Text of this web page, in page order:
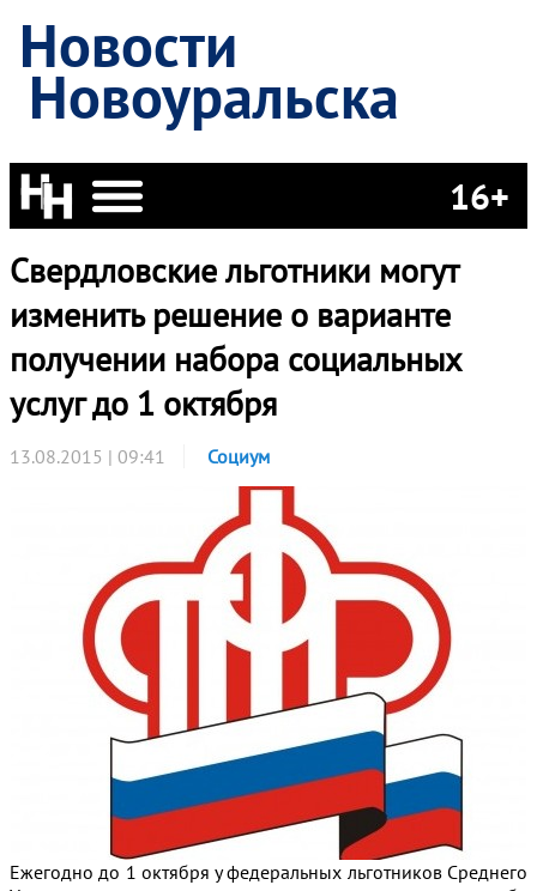
Новости
Новоуральска
16+
Свердловские льготники могут
изменить решение о варианте
получении набора социальных
услуг до 1 октября
13.08.2015 | 09:41 Социум
Ежегодно до 1 октября у федеральных льготников Среднего